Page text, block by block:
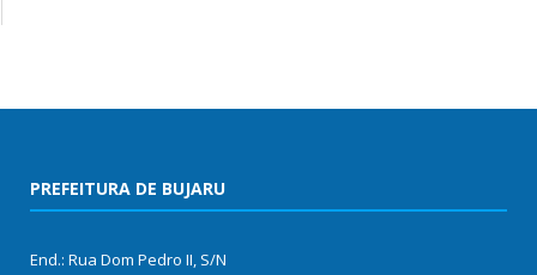
PREFEITURA DE BUJARU
End.: Rua Dom Pedro II, S/N